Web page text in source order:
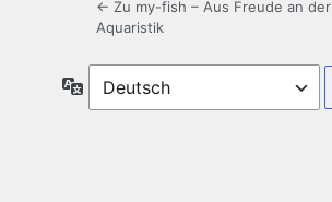
← Zu my-fish – Aus Freude an der
Aquaristik
Sprache